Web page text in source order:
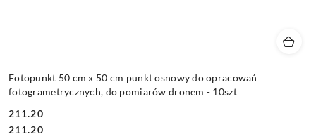
Fotopunkt 50 cm x 50 cm punkt osnowy do opracowań
fotogrametrycznych, do pomiarów dronem - 10szt
Cena:
211.20
Cena:
211.20